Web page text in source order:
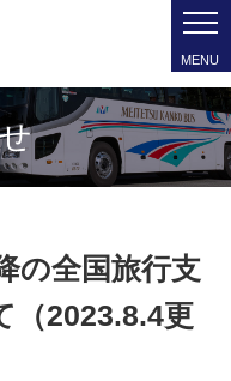
MENU
の全国旅行支
（2023.8.4更